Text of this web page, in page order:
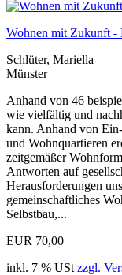
Wohnen mit Zukunft -
Schlüter, Mariella
Münster
Anhand von 46
wie vielfältig und
kann. Anhand von
und Wohnquartieren
zeitgemäßer
Antworten auf
Herausforderungen
gemeinschaftliches
Selbstbau,...
EUR 70,00
inkl. 7 % USt zzgl.